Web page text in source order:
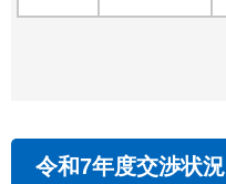
令和7年度交渉状況